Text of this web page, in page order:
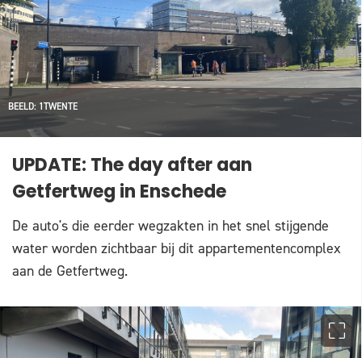
BEELD: 1TWENTE
UPDATE: The day after aan
Getfertweg in Enschede
De auto's die eerder wegzakten in het snel stijgende
water worden zichtbaar bij dit appartementencomplex
aan de Getfertweg.